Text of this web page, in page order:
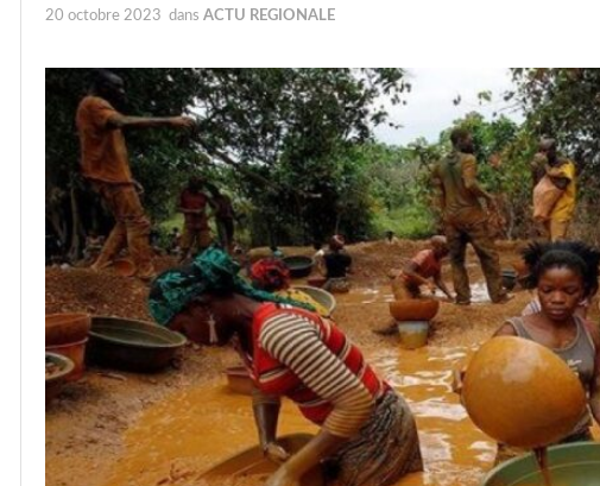
20 octobre 2023 dans ACTU REGIONALE